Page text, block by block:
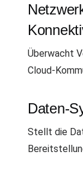
Überwacht
Cloud-
Daten-
Stellt die